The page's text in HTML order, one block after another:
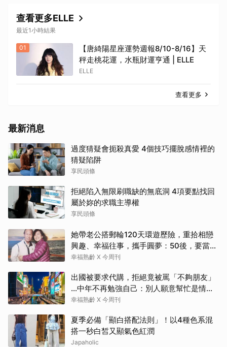
查看更多ELLE
最近1小時結果
01
【唐綺陽星座運勢週報8/10-8/16】天
秤走桃花運，水瓶財運亨通 | ELLE
ELLE
查看更多
最新消息
過度猜疑會扼殺真愛 4個技巧擺脫感情裡的
猜疑陷阱
享民頭條
拒絕陷入無限刷職缺的無底洞 4項要點找回
屬於妳的求職主導權
享民頭條
她帶老公搭郵輪120天環遊歷險，重拾相戀
興趣、幸福往事，攜手圓夢：50後，要當懂
生活演員！
幸福熟齡 X 今周刊
出國被要求代購，拒絕竟被罵「不夠朋友」
…中年不再勉強自己：別人願意幫忙是情
分，不是本分
幸福熟齡 X 今周刊
夏季必備「顯白搭配法則」！以4種色系混
搭一秒白皙又顯氣色紅潤
Japaholic